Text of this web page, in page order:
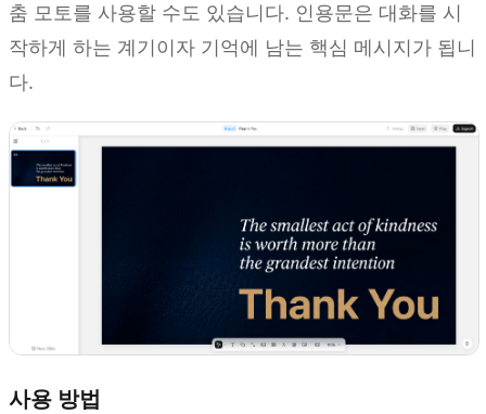
춤 모토를 사용할 수도 있습니다. 인용문은 대화를 시
작하게 하는 계기이자 기억에 남는 핵심 메시지가 됩니
다.
사용 방법